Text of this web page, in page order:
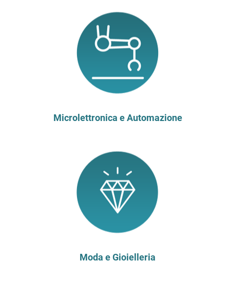
Microlettronica e Automazione
Moda e Gioielleria